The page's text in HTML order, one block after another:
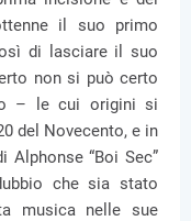
il suo primo
di lasciare il suo
non si può certo
– le cui origini si
del Novecento, e in
Alphonse “Boi Sec”
che sia stato
musica nelle sue